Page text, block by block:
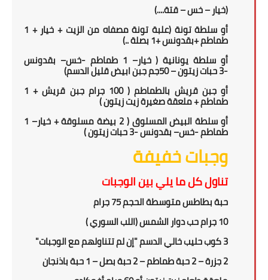
(خيار – خس – قتة....
)
أو
سلطة تونة (علبة تونة مصفاه من الزيت + خيار + 1
طماطم +بقدونس +1 بصلة ..)
أو سلطة يونانية (خيار– 1 طماطم -خس– بقدونس
-
3حبات زيتون – 50جم جبن ابيض قليل الدسم)
أو جبن قريش بالطماطم ( 100 جرام جبن قريش + 1
طماطم + ملعقة صغيرة زيت زيتون )
أو سلطة البيض المسلوق ( 2 بيضة مسلوقة + خيار
–
1
طماطم-خس– بقدونس -3حبات زيتون)
وجبات خفيفة
تناول كل ما يلي بين الوجبات
حبة بطاطس متوسطة الحجم 75 جرام
10 جرام حب دوار الشمس (اللب السوري )
3 كوب حليب خالي الدسم "إن لم تتناولهم مع الوجبات"
2 جزرة – 2 حبة طماطم – 2 حبة بصل – 1 حبة باذنجان